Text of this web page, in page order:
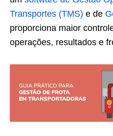
Transportes (TMS) e de
proporciona maior
operações, resultados e